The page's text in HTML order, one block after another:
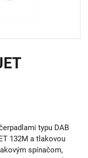
typu DAB
132M a tlakovou
spínačom,